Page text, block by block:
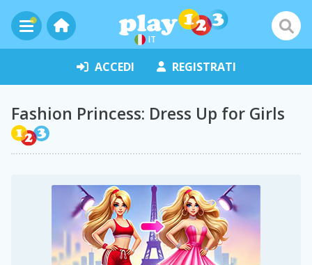
IT
ACCEDI REGISTRATI
Fashion Princess: Dress Up for Girls